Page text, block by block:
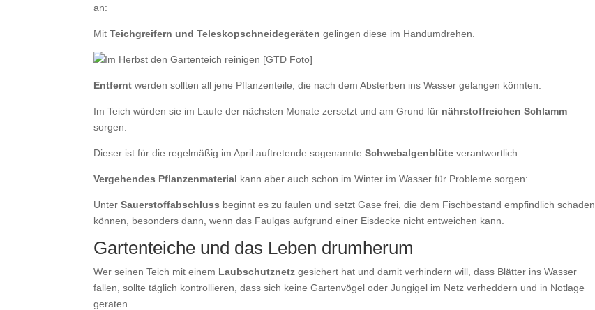
an:
MitTeichgreifern und Teleskopschneidegeräten gelingen diese im Handumdrehen.
Entfernt werden sollten all jene Pflanzenteile, die nach dem Absterben ins Wasser gelangen könnten.
Im Teich würden sie im Laufe der nächsten Monate zersetzt und am Grund für nährstoffreichen Schlamm
sorgen.
Dieser ist für die regelmäßig im April auftretende sogenannteSchwebalgenblüte verantwortlich.
Vergehendes Pflanzenmaterial kann aber auch schon im Winter im Wasser für Probleme sorgen:
UnterSauerstoffabschluss beginnt es zu faulen und setzt Gase frei, die dem Fischbestand empfindlich schaden
können, besonders dann, wenn das Faulgas aufgrund einer Eisdecke nicht entweichen kann.
Gartenteiche und das Leben drumherum
Wer seinen Teich mit einem Laubschutznetz gesichert hat und damit verhindern will, dass Blätter ins Wasser
fallen, sollte täglich kontrollieren, dass sich keine Gartenvögel oder Jungigel im Netz verheddern und in Notlage
geraten.